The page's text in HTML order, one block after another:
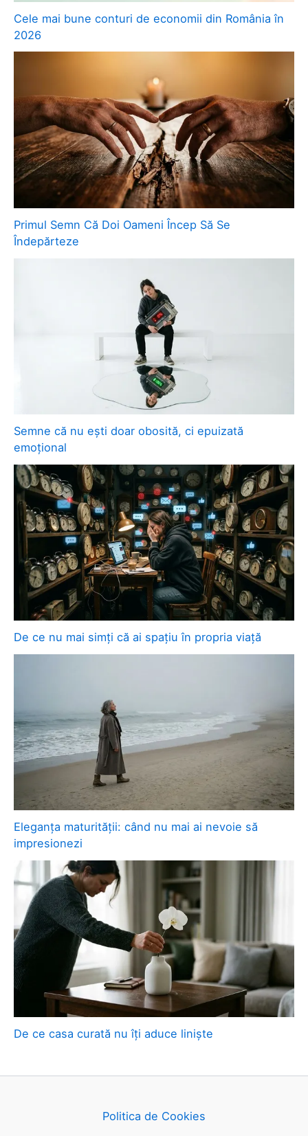
Cele mai bune conturi de economii din România în
2026
Primul Semn Că Doi Oameni Încep Să Se
Îndepărteze
Semne că nu ești doar obosită, ci epuizată
emoțional
De ce nu mai simți că ai spațiu în propria viață
Eleganța maturității: când nu mai ai nevoie să
impresionezi
De ce casa curată nu îți aduce liniște
Politica de Cookies